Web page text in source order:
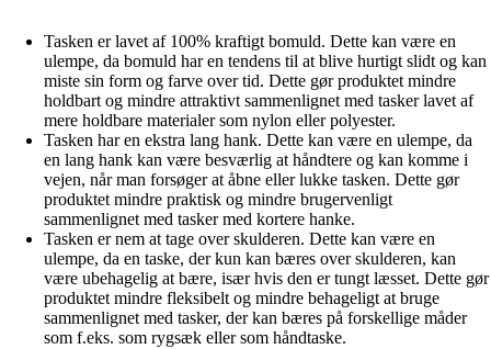
Tasken er lavet af 100% kraftigt bomuld. Dette kan være en
ulempe, da bomuld har en tendens til at blive hurtigt slidt og kan
miste sin form og farve over tid. Dette gør produktet mindre
holdbart og mindre attraktivt sammenlignet med tasker lavet af
mere holdbare materialer som nylon eller polyester.
Tasken har en ekstra lang hank. Dette kan være en ulempe, da
en lang hank kan være besværlig at håndtere og kan komme i
vejen, når man forsøger at åbne eller lukke tasken. Dette gør
produktet mindre praktisk og mindre brugervenligt
sammenlignet med tasker med kortere hanke.
Tasken er nem at tage over skulderen. Dette kan være en
ulempe, da en taske, der kun kan bæres over skulderen, kan
være ubehagelig at bære, især hvis den er tungt læsset. Dette gør
produktet mindre fleksibelt og mindre behageligt at bruge
sammenlignet med tasker, der kan bæres på forskellige måder
som f.eks. som rygsæk eller som håndtaske.